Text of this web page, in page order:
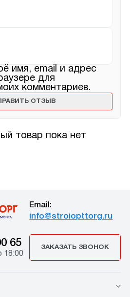
товар пока нет
имя, email и адрес
для
комментариев.
Email:
info@stroiopttorg.ru
65
18:00
ЗАКАЗАТЬ ЗВОНОК